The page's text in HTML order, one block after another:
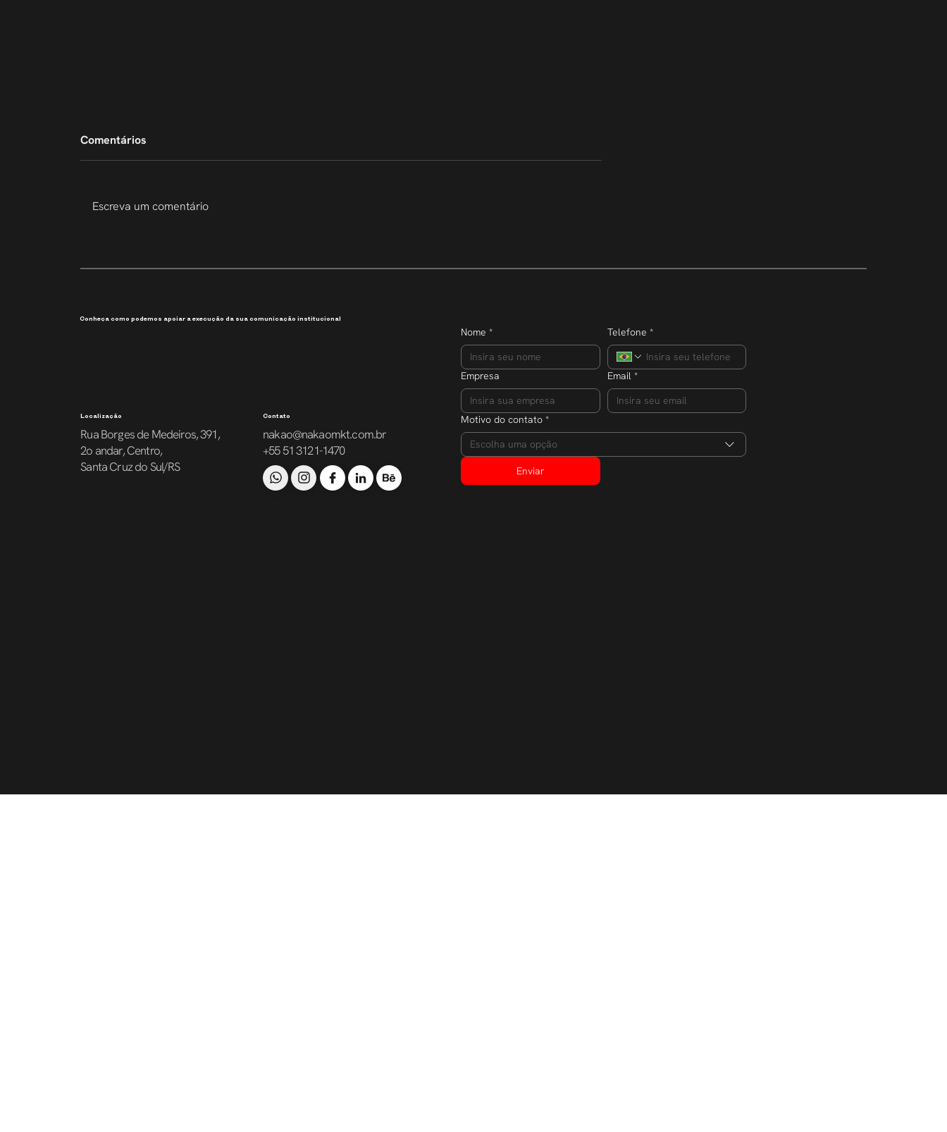
dobra o número de
Comentários
Escreva um comentário
Conheça como podemos apoiar a execução da sua comunicação institucional
Localização
Rua Borges de Medeiros, 391,
2o andar, Centro,
Santa Cruz do Sul/RS
Contato
nakao@nakaomkt.com.br
+55 51 3121-1470
Nome * Telefone *
Empresa Email *
Motivo do contato *
Escolha uma opção
Enviar